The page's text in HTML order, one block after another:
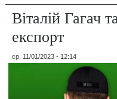
Віталій Гагач
експорт
ср, 11/01/2023 - 12:14